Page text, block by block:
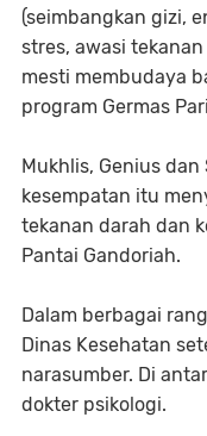
(seimbangkan gizi,
stres, awasi
mesti membudaya
program Germas
Mukhlis, Genius
kesempatan itu
tekanan darah dan
Pantai Gandoriah.
Dalam berbagai
Dinas Kesehatan
narasumber. Di
dokter psikologi.